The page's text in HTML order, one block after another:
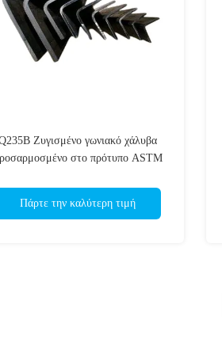
Ζυγισμένο γωνιακό χάλυβα
στο πρότυπο ASTM
Πάρτε την καλύτερη τιμή